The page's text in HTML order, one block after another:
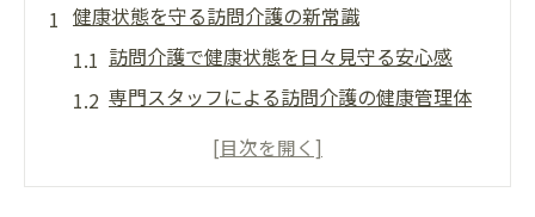
健康状態を守る訪問介護の新常識
訪問介護で健康状態を日々見守る安心感
専門スタッフによる訪問介護の健康管理体